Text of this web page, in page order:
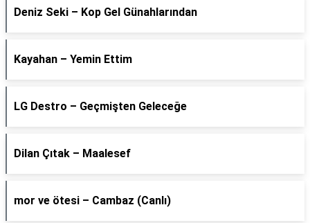
Deniz Seki – Kop Gel Günahlarından
Kayahan – Yemin Ettim
LG Destro – Geçmişten Geleceğe
Dilan Çıtak – Maalesef
​mor ve ötesi – Cambaz (Canlı)